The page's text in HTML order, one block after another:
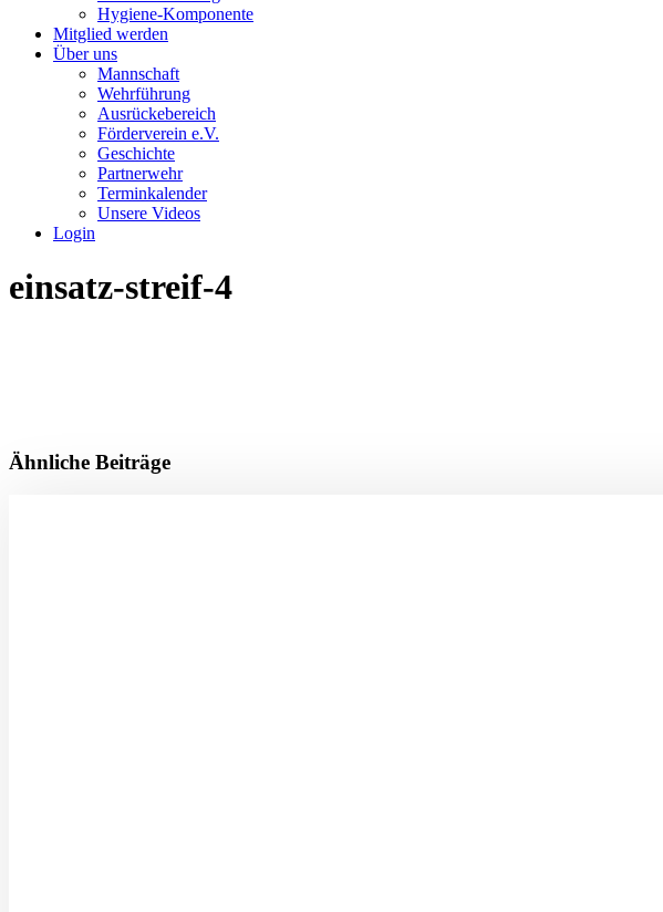
Hygiene-Komponente
Mitglied werden
Über uns
Mannschaft
Wehrführung
Ausrückebereich
Förderverein e.V.
Geschichte
Partnerwehr
Terminkalender
Unsere Videos
Login
einsatz-streif-4
Ähnliche Beiträge